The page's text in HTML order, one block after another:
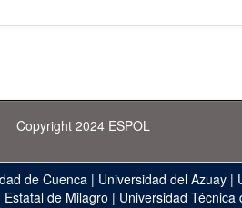
Copyright 2024 ESPOL
de Cuenca | Universidad del Azuay |
Estatal de Milagro | Universidad Técnica